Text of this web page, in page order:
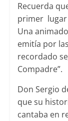
Recuerda
primer lugar
Una
emitía por
recordado
Compadre”.
Don Sergio
que su
cantaba en